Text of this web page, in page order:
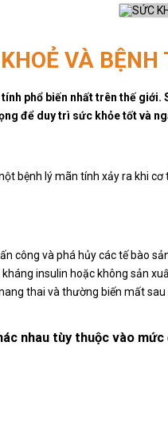
VÀ
phổ biến nhất trên thế
để duy trì sức khỏe tốt và
bệnh lý mãn tính xảy ra khi
công và phá hủy các tế bào
insulin hoặc không sản
thai và thường biến mất sau
nhau tùy thuộc vào